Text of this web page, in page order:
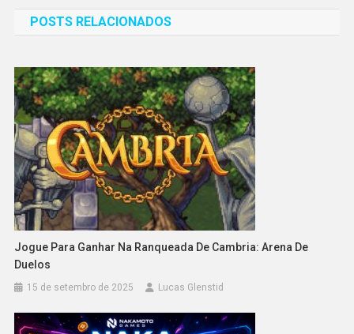
Post
POSTS RELACIONADOS
Jogue Para Ganhar Na Ranqueada De Cambria: Arena De
Duelos
15 de setembro de 2025 Lucas Glenstid